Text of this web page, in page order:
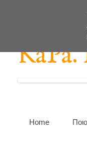
Home